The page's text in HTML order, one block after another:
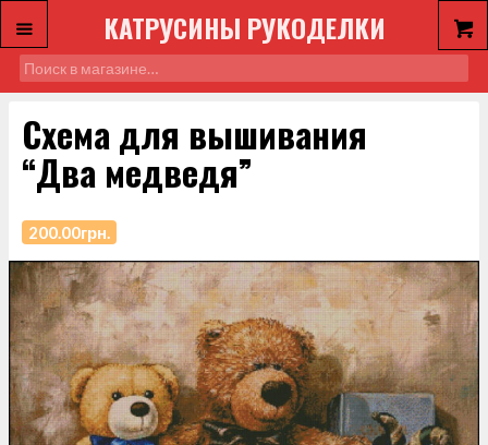
КАТРУСИНЫ РУКОДЕЛКИ
Схема для вышивания
“Два медведя”
200.00грн.